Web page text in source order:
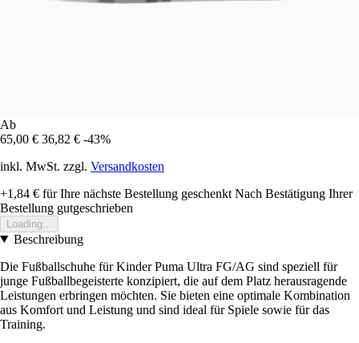
Ab
65,00 € 36,82 € -43%
inkl. MwSt. zzgl. Versandkosten
+1,84 € für Ihre nächste Bestellung geschenkt Nach Bestätigung Ihrer
Bestellung gutgeschrieben
Loading...
Beschreibung
Die Fußballschuhe für Kinder Puma Ultra FG/AG sind speziell für
junge Fußballbegeisterte konzipiert, die auf dem Platz herausragende
Leistungen erbringen möchten. Sie bieten eine optimale Kombination
aus Komfort und Leistung und sind ideal für Spiele sowie für das
Training.